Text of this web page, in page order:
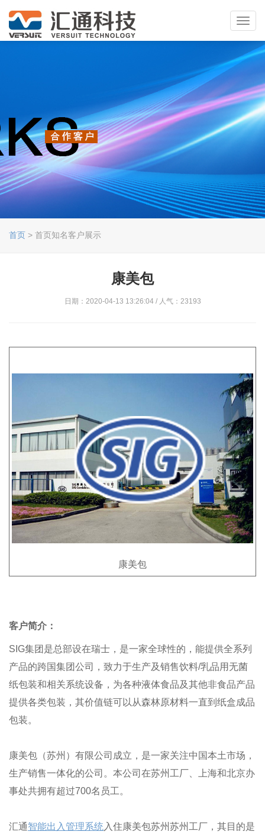
首页 > 首页知名客户展示
康美包
日期：2020-04-13 13:26:04 / 人气：23193
康美包
客户简介：
SIG集团是总部设在瑞士，是一家全球性的，能提供全系列
产品的跨国集团公司，致力于生产及销售饮料/乳品用无菌
纸包装和相关系统设备，为各种液体食品及其他非食品产品
提供各类包装，其价值链可以从森林原材料一直到纸盒成品
包装。
康美包（苏州）有限公司成立，是一家关注中国本土市场，
生产销售一体化的公司。本公司在苏州工厂、上海和北京办
事处共拥有超过700名员工。
汇通智能出入管理系统入住康美包苏州苏州工厂，其目的是